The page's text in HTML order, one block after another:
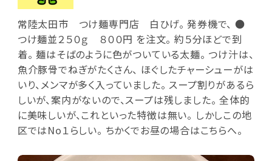
常陸太田市 つけ麺専門店 白ひげ。 発券機で、 ●
つけ麺並２５０ｇ ８００円 を注文。 約５分ほどで到
着。 麺はそばのように色がついている太麺。 つけ汁は、
魚介豚骨でねぎがたくさん、 ほぐしたチャーシューがは
いり、メンマが多く入っていました。 スープ割りがあるら
しいが、案内がないので、スープは残しました。 全体的
に美味しいが、これといった特徴は無い。 しかしこの地
区ではNo１らしい。 ちかくでお昼の場合はこちらへ。